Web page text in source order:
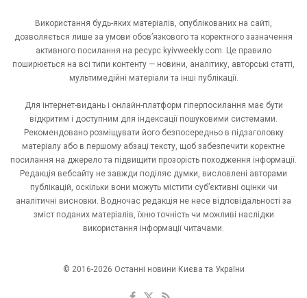
Використання будь-яких матеріалів, опублікованих на сайті,
дозволяється лише за умови обов’язкового та коректного зазначення
активного посилання на ресурс kyivweekly.com. Це правило
поширюється на всі типи контенту — новини, аналітику, авторські статті,
мультимедійні матеріали та інші публікації.
Для інтернет-видань і онлайн-платформ гіперпосилання має бути
відкритим і доступним для індексації пошуковими системами.
Рекомендовано розміщувати його безпосередньо в підзаголовку
матеріалу або в першому абзаці тексту, щоб забезпечити коректне
посилання на джерело та підвищити прозорість походження інформації.
Редакція вебсайту не завжди поділяє думки, висловлені авторами
публікацій, оскільки вони можуть містити суб’єктивні оцінки чи
аналітичні висновки. Водночас редакція не несе відповідальності за
зміст поданих матеріалів, їхню точність чи можливі наслідки
використання інформації читачами.
© 2016-2026 Останні новини Києва та України